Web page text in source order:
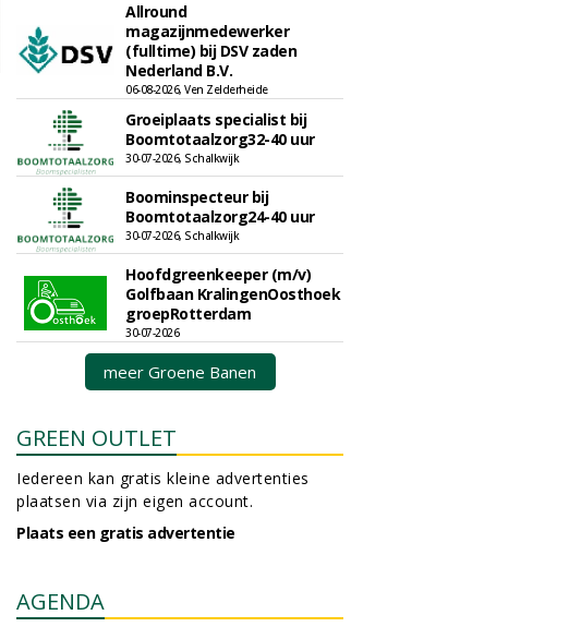
Allround
magazijnmedewerker
(fulltime) bij DSV zaden
Nederland B.V.
06-08-2026, Ven Zelderheide
Groeiplaats specialist bij
Boomtotaalzorg32-40 uur
30-07-2026, Schalkwijk
Boominspecteur bij
Boomtotaalzorg24-40 uur
30-07-2026, Schalkwijk
Hoofdgreenkeeper (m/v)
Golfbaan KralingenOosthoek
groepRotterdam
30-07-2026
meer Groene Banen
GREEN OUTLET
Iedereen kan gratis kleine advertenties
plaatsen via zijn eigen account.
Plaats een gratis advertentie
AGENDA